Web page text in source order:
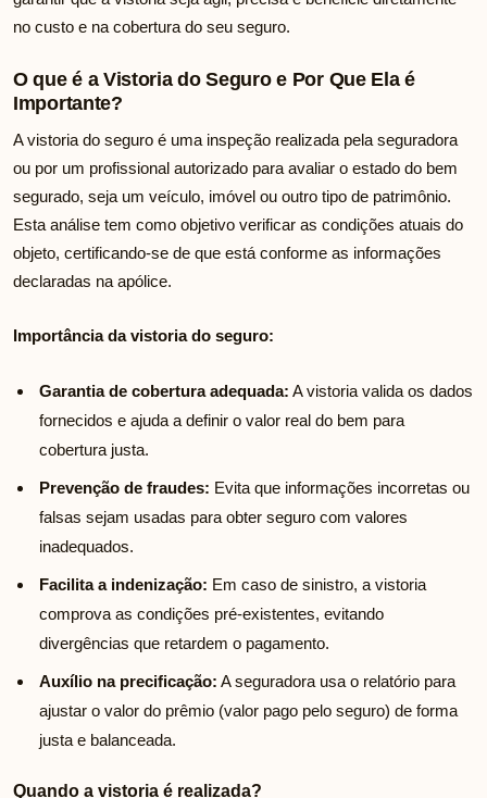
no custo e na cobertura do seu seguro.
O que é a Vistoria do Seguro e Por Que Ela é
Importante?
A vistoria do seguro é uma inspeção realizada pela seguradora
ou por um profissional autorizado para avaliar o estado do bem
segurado, seja um veículo, imóvel ou outro tipo de patrimônio.
Esta análise tem como objetivo verificar as condições atuais do
objeto, certificando-se de que está conforme as informações
declaradas na apólice.
Importância da vistoria do seguro:
Garantia de cobertura adequada: A vistoria valida os dados
fornecidos e ajuda a definir o valor real do bem para
cobertura justa.
Prevenção de fraudes: Evita que informações incorretas ou
falsas sejam usadas para obter seguro com valores
inadequados.
Facilita a indenização: Em caso de sinistro, a vistoria
comprova as condições pré-existentes, evitando
divergências que retardem o pagamento.
Auxílio na precificação: A seguradora usa o relatório para
ajustar o valor do prêmio (valor pago pelo seguro) de forma
justa e balanceada.
Quando a vistoria é realizada?